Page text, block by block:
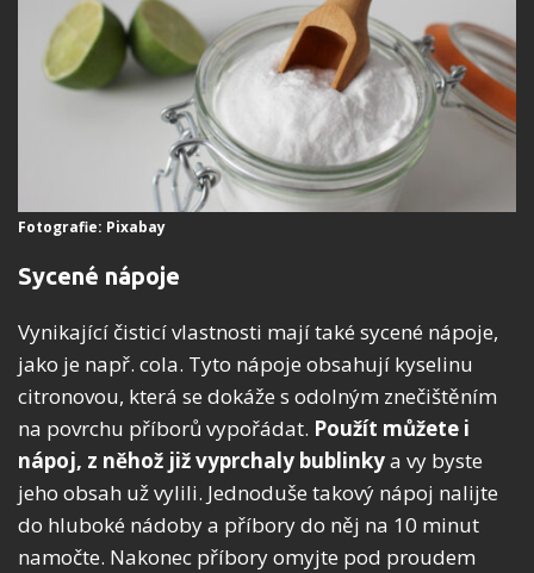
Fotografie: Pixabay
Sycené nápoje
Vynikající čisticí vlastnosti mají také sycené nápoje,
jako je např. cola. Tyto nápoje obsahují kyselinu
citronovou, která se dokáže s odolným znečištěním
na povrchu příborů vypořádat. Použít můžete i
nápoj, z něhož již vyprchaly bublinkya vy byste
jeho obsah už vylili. Jednoduše takový nápoj nalijte
do hluboké nádoby a příbory do něj na 10 minut
namočte. Nakonec příbory omyjte pod proudem